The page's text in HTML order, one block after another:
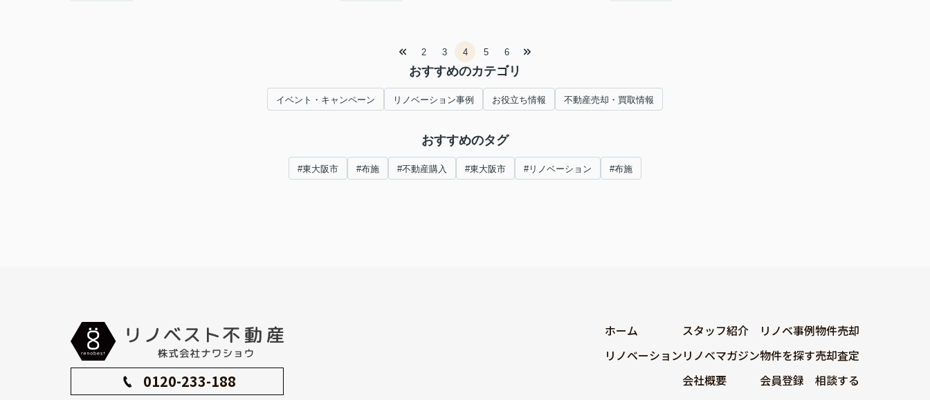
2 3 4 5 6
おすすめのカテゴリ
イベント・キャンペーン リノベーション事例 お役立ち情報 不動産売却・買取情報
おすすめのタグ
#東大阪市 #布施 #不動産購入 #東大阪市 #リノベーション #布施
0120-233-188
ホーム
リノベーション
スタッフ紹介
リノベマガジン
会社概要
リノベ事例
物件を探す
会員登録
物件売却
売却査定
相談する